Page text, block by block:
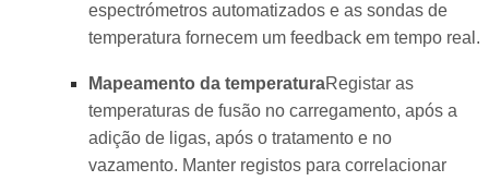
espectrómetros automatizados e as sondas de
temperatura fornecem um feedback em tempo real.
Mapeamento da temperaturaRegistar as
temperaturas de fusão no carregamento, após a
adição de ligas, após o tratamento e no
vazamento. Manter registos para correlacionar